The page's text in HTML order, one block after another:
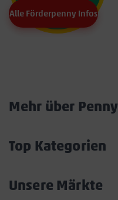
Alle Förderpenny Infos
Mehr über Penny
Top Kategorien
Unsere Märkte